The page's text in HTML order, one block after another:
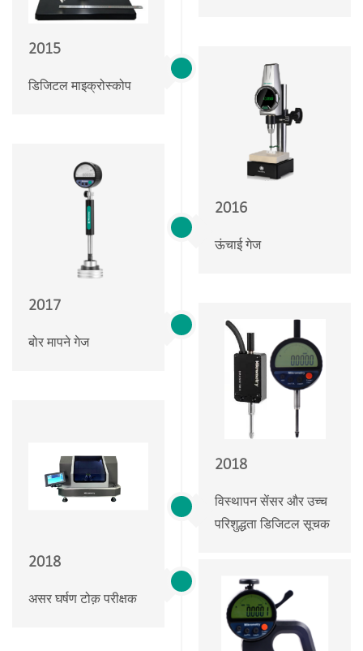
2015
डिजिटल माइक्रोस्कोप
2016
ऊंचाई गेज
2017
बोर मापने गेज
2018
विस्थापन सेंसर और उच्च
परिशुद्धता डिजिटल सूचक
2018
असर घर्षण टोक़ परीक्षक